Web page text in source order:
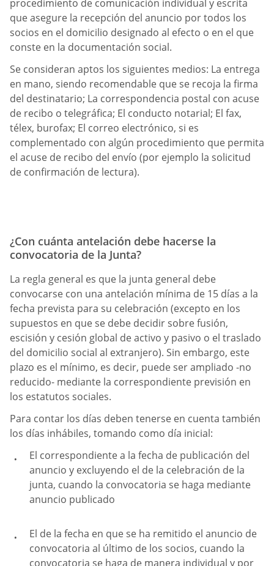
procedimiento de comunicación individual y escrita
que asegure la recepción del anuncio por todos los
socios en el domicilio designado al efecto o en el que
conste en la documentación social.
Se consideran aptos los siguientes medios: La entrega
en mano, siendo recomendable que se recoja la firma
del destinatario; La correspondencia postal con acuse
de recibo o telegráfica; El conducto notarial; El fax,
télex, burofax; El correo electrónico, si es
complementado con algún procedimiento que permita
el acuse de recibo del envío (por ejemplo la solicitud
de confirmación de lectura).
¿Con cuánta antelación debe hacerse la
convocatoria de la Junta?
La regla general es que la junta general debe
convocarse con una antelación mínima de 15 días a la
fecha prevista para su celebración (excepto en los
supuestos en que se debe decidir sobre fusión,
escisión y cesión global de activo y pasivo o el traslado
del domicilio social al extranjero). Sin embargo, este
plazo es el mínimo, es decir, puede ser ampliado -no
reducido- mediante la correspondiente previsión en
los estatutos sociales.
Para contar los días deben tenerse en cuenta también
los días inhábiles, tomando como día inicial:
El correspondiente a la fecha de publicación del
anuncio y excluyendo el de la celebración de la
junta, cuando la convocatoria se haga mediante
anuncio publicado
El de la fecha en que se ha remitido el anuncio de
convocatoria al último de los socios, cuando la
convocatoria se haga de manera individual y por